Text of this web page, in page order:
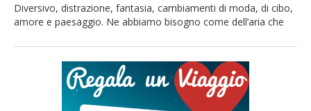
Diversivo, distrazione, fantasia, cambiamenti di moda, di cibo,
amore e paesaggio. Ne abbiamo bisogno come dell’aria che
Ogni piccolo e grande viaggio è una scoperta: non solo della
natura e dei ricchi patrimoni artistici e culturali. Ma sopratutto
del cibo, dalle tradizioni culinarie alle tante meraviglie
gastronomiche custodite nelle […]